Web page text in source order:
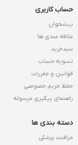
حساب کاربری
پیشخوان
علاقه مندی ها
سبدخرید
تسویه حساب
قوانین و مقررات
حفظ حریم خصوصی
راهنمای پیگیری مرسوله
دسته بندی ها
مراقبت پزشکی